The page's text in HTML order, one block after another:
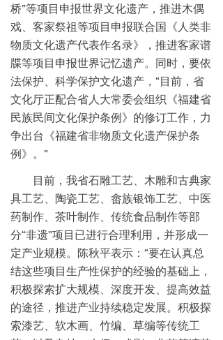
桥”等项目申报世界文化遗产，推进木偶
戏、客家祭祖等项目申报联合国《人类非
物质文化遗产代表作名录》，推进客家谱
牒等项目申报世界记忆遗产。同时，要依
法保护、科学保护文化遗产，“目前，省
文化厅正配合省人大常委会组织《福建省
民族民间文化保护条例》的修订工作，力
争出台《福建省非物质文化遗产保护条
例》。”
目前，我省石雕工艺、木雕和古典家
具工艺、陶瓷工艺、畲族银饰工艺、中医
药制作、茶叶制作、传统食品制作等部
分“非遗”项目已进行合理利用，并形成一
定产业规模。陈秋平表示：“要在认真总
结这些项目生产性保护的经验的基础上，
积极探索扩大规模、深度开发、提高效益
的途径，推进产业持续稳定发展。积极探
索漆艺、软木画、竹编、草编等传统工